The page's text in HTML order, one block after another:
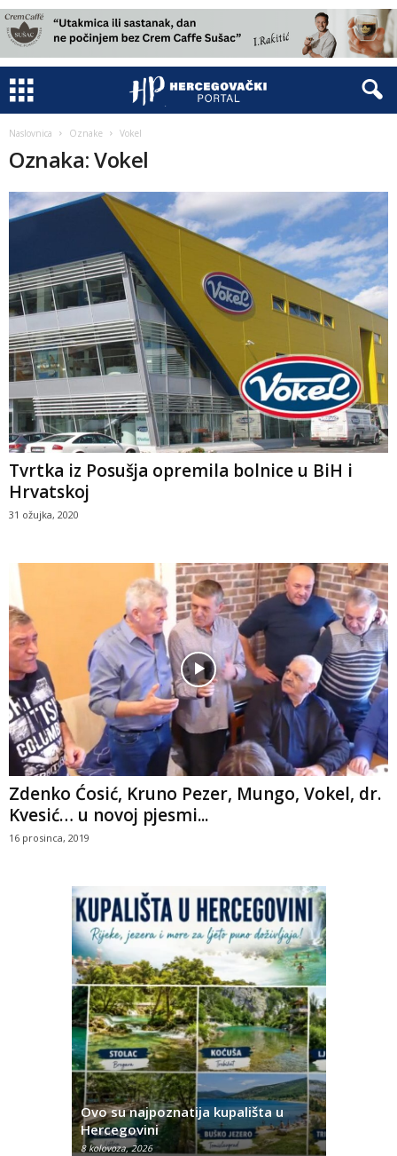
Naslovnica Oznake Vokel
Oznaka: Vokel
Tvrtka iz Posušja opremila bolnice u BiH i
Hrvatskoj
31 ožujka, 2020
Zdenko Ćosić, Kruno Pezer, Mungo, Vokel, dr.
Kvesić… u novoj pjesmi...
16 prosinca, 2019
Ovo su najpoznatija kupališta u
Hercegovini
8 kolovoza, 2026